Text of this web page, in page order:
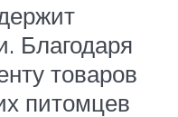
Благодаря
товаров
питомцев